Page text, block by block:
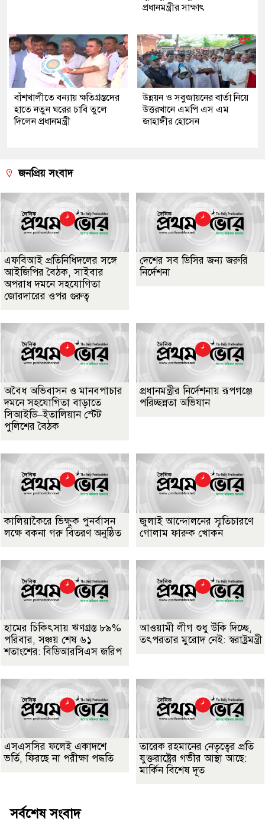
প্রধানমন্ত্রীর সাক্ষাৎ
বাঁশখালীতে বন্যায় ক্ষতিগ্রস্তদের
হাতে নতুন ঘরের চাবি তুলে
দিলেন প্রধানমন্ত্রী
উন্নয়ন ও সবুজায়নের বার্তা নিয়ে
উত্তরখানে এমপি এস এম
জাহাঙ্গীর হোসেন
জনপ্রিয় সংবাদ
এফবিআই প্রতিনিধিদলের সঙ্গে
আইজিপির বৈঠক, সাইবার
অপরাধ দমনে সহযোগিতা
জোরদারের ওপর গুরুত্ব
দেশের সব ডিসির জন্য জরুরি
নির্দেশনা
অবৈধ অভিবাসন ও মানবপাচার
দমনে সহযোগিতা বাড়াতে
সিআইডি–ইতালিয়ান স্টেট
পুলিশের বৈঠক
প্রধানমন্ত্রীর নির্দেশনায় রূপগঞ্জে
পরিচ্ছন্নতা অভিযান
কালিয়াকৈরে ভিক্ষুক পুনর্বাসন
লক্ষে বকনা গরু বিতরণ অনুষ্ঠিত
জুলাই আন্দোলনের স্মৃতিচারণে
গোলাম ফারুক খোকন
হামের চিকিৎসায় ঋণগ্রস্ত ৮৯%
পরিবার, সঞ্চয় শেষ ৬১
শতাংশের: বিডিআরসিএস জরিপ
আওয়ামী লীগ শুধু উঁকি দিচ্ছে,
তৎপরতার মুরোদ নেই: স্বরাষ্ট্রমন্ত্রী
এসএসসির ফলেই একাদশে
ভর্তি, ফিরছে না পরীক্ষা পদ্ধতি
তারেক রহমানের নেতৃত্বের প্রতি
যুক্তরাষ্ট্রের গভীর আস্থা আছে:
মার্কিন বিশেষ দূত
সর্বশেষ সংবাদ